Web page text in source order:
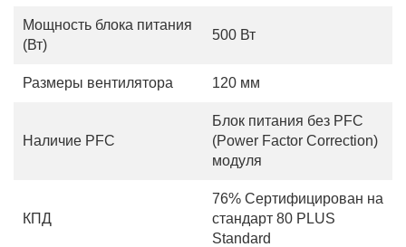
Мощность блока питания
(Вт)
500 Вт
Размеры вентилятора 120 мм
Наличие PFC
Блок питания без PFC
(Power Factor Correction)
модуля
КПД
76% Сертифицирован на
стандарт 80 PLUS
Standard